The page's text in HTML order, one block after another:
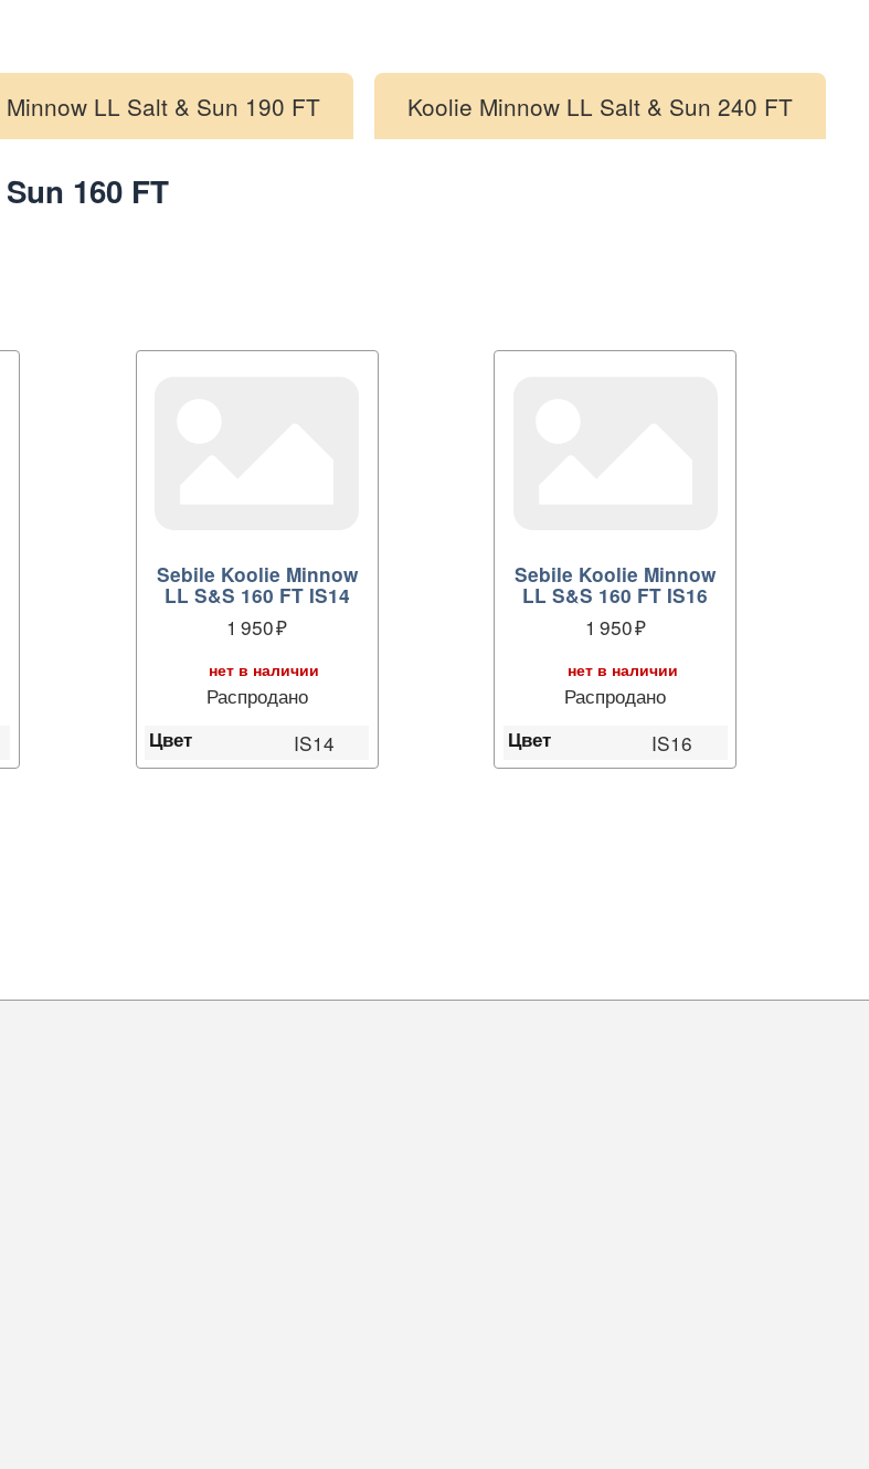
Minnow LL Salt & Sun 190 FT Koolie Minnow LL Salt & Sun 240 FT
160 FT
Sebile Koolie Minnow
LL S&S 160 FT IS14
1 950
нет в наличии
Распродано
Цвет IS14
Sebile Koolie Minnow
LL S&S 160 FT IS16
1 950
нет в наличии
Распродано
Цвет IS16